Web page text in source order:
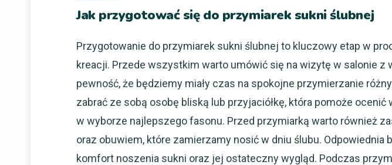
Jak przygotować się do przymiarek sukni ślubnej
Przygotowanie do przymiarek sukni ślubnej to kluczowy etap w
kreacji. Przede wszystkim warto umówić się na wizytę w salonie z
pewność, że będziemy miały czas na spokojne przymierzanie
zabrać ze sobą osobę bliską lub przyjaciółkę, która pomoże ocenić
w wyborze najlepszego fasonu. Przed przymiarką warto również
oraz obuwiem, które zamierzamy nosić w dniu ślubu. Odpowiednia
komfort noszenia sukni oraz jej ostateczny wygląd. Podczas